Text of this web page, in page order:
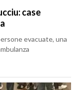
case
evacuate, una